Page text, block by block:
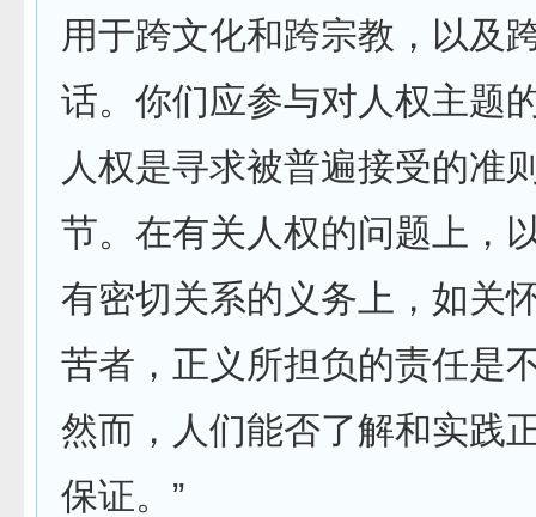
用于跨文化和跨宗教，以及
话。你们应参与对人权主题
人权是寻求被普遍接受的准
节。在有关人权的问题上，
有密切关系的义务上，如关
苦者，正义所担负的责任是
然而，人们能否了解和实践
保证。”